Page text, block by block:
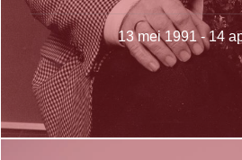
13 mei 1991 - 14